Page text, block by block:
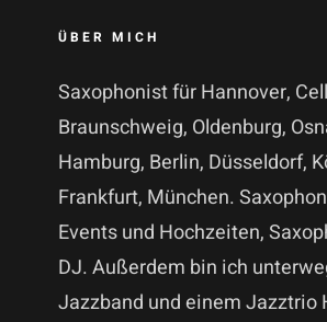
ÜBER MICH
Saxophonist für Hannover,
Braunschweig, Oldenburg,
Hamburg, Berlin, Düsseldorf,
Frankfurt, München.
Events und Hochzeiten,
DJ. Außerdem bin ich
Jazzband und einem Jazztrio